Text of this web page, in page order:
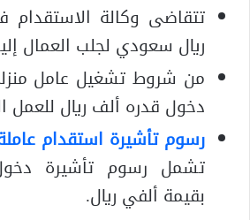
ريال سعودي لجلب العمال
من شروط تشغيل عامل
دخول قدره ألف ريال
رسوم تأشيرة استقدام
تشمل رسوم تأشيرة
بقيمة ألفي ريال.